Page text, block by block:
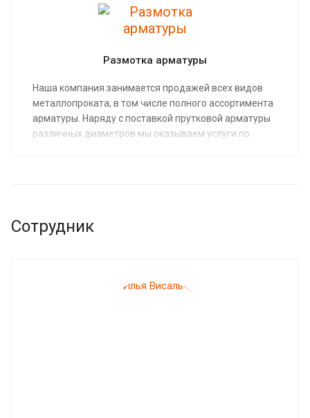
Размотка арматуры
Наша компания занимается продажей всех видов
металлопроката, в том числе полного ассортимента
арматуры. Наряду с поставкой прутковой арматуры
различных диаметров мы оказываем услуги по
Сотрудник